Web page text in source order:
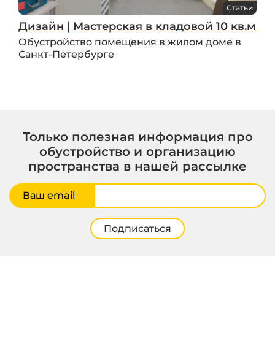
Статьи
Дизайн | Мастерская в кладовой 10 кв.м
Обустройство помещения в жилом доме в
Санкт-Петербурге
Только полезная информация про
обустройство и организацию
пространства в нашей рассылке
Ваш email
Подписаться